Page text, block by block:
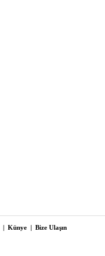
| Künye | Bize Ulaşın